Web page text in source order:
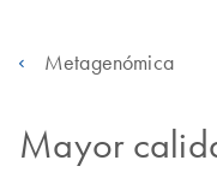
Metagenómica
Mayor